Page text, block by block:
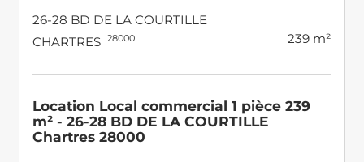
Location Local commercial 1 pièce 239
m² - 26-28 BD DE LA COURTILLE
Chartres 28000
26-28 BD DE LA COURTILLE
CHARTRES 28000 239 m²